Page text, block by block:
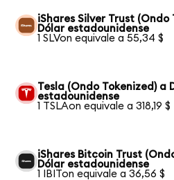
iShares Silver Trust (Ondo
Dólar estadounidense
1 SLVon equivale a 55,34 $
Tesla (Ondo Tokenized) a
estadounidense
1 TSLAon equivale a 318,19 $
iShares Bitcoin Trust
Dólar estadounidense
1 IBITon equivale a 36,56 $